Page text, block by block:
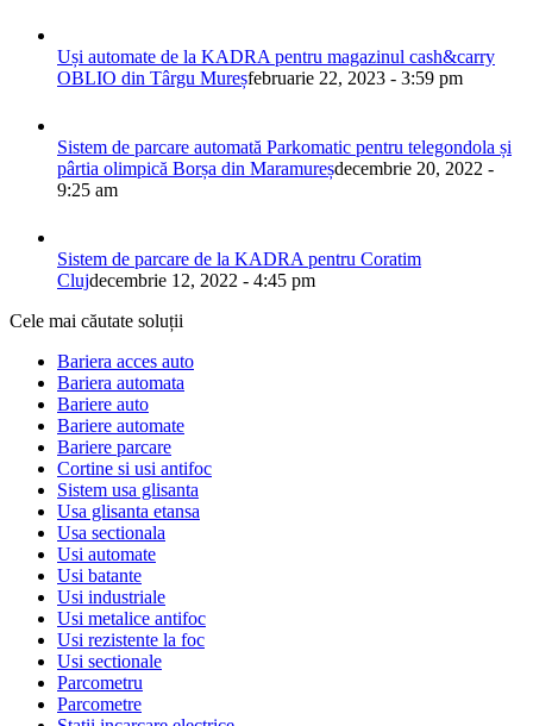
Uși automate de la KADRA pentru magazinul cash&carry
OBLIO din Târgu Mureșfebruarie 22, 2023 - 3:59 pm
Sistem de parcare automată Parkomatic pentru telegondola și
pârtia olimpică Borșa din Maramureșdecembrie 20, 2022 -
9:25 am
Sistem de parcare de la KADRA pentru Coratim
Clujdecembrie 12, 2022 - 4:45 pm
Cele mai căutate soluții
Bariera acces auto
Bariera automata
Bariere auto
Bariere automate
Bariere parcare
Cortine si usi antifoc
Sistem usa glisanta
Usa glisanta etansa
Usa sectionala
Usi automate
Usi batante
Usi industriale
Usi metalice antifoc
Usi rezistente la foc
Usi sectionale
Parcometru
Parcometre